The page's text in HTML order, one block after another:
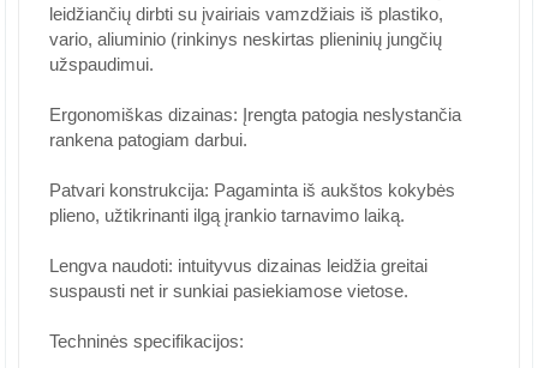
leidžiančių dirbti su įvairiais vamzdžiais iš plastiko,
vario, aliuminio (rinkinys neskirtas plieninių jungčių
užspaudimui.
Ergonomiškas dizainas: Įrengta patogia neslystančia
rankena patogiam darbui.
Patvari konstrukcija: Pagaminta iš aukštos kokybės
plieno, užtikrinanti ilgą įrankio tarnavimo laiką.
Lengva naudoti: intuityvus dizainas leidžia greitai
suspausti net ir sunkiai pasiekiamose vietose.
Techninės specifikacijos: